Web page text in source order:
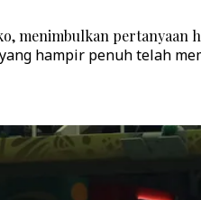
menimbulkan pertanyaan
hampir penuh telah